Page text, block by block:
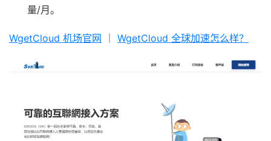
量/月。
WgetCloud 机场官网 WgetCloud 全球加速怎么样？